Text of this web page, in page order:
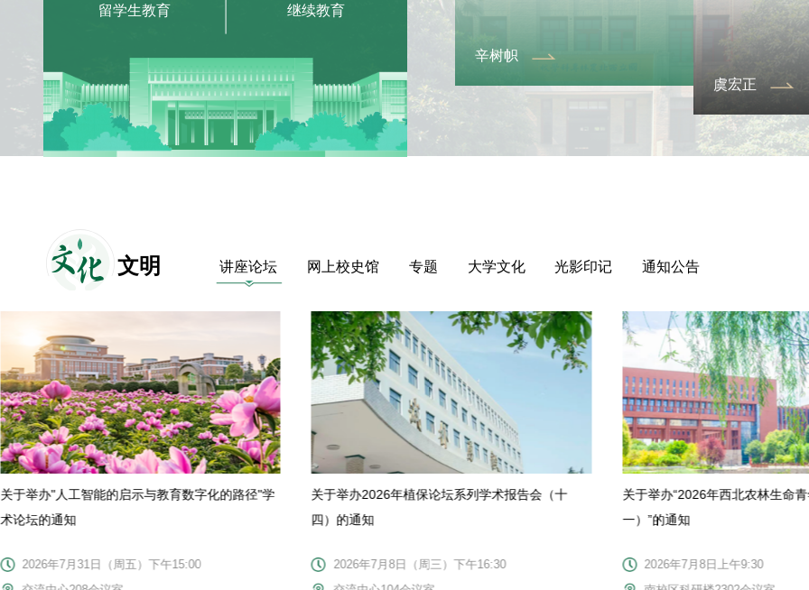
留学生教育 继续教育
大师渊范】康振生：扎根
北 为粮食安全做研究
辛树帜
虞宏正
沈煜清
文化 文明 讲座论坛 网上校史馆 专题 大学文化 光影印记 通知公告
关于举办"人工智能的启示与教育数字化的路径"学
术论坛的通知
2026年7月31日（周五）下午15:00
关于举办2026年植保论坛系列学术报告会（十
四）的通知
2026年7月8日（周三）下午16:30
关于举办“2026年西北农林生命
一）”的通知
2026年7月8日上午9:30